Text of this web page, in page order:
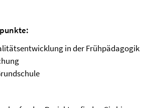
in der Frühpädagogik